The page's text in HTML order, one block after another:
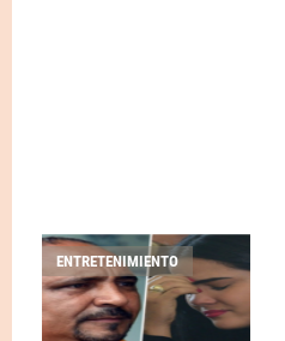
ENTRETENIMIENTO